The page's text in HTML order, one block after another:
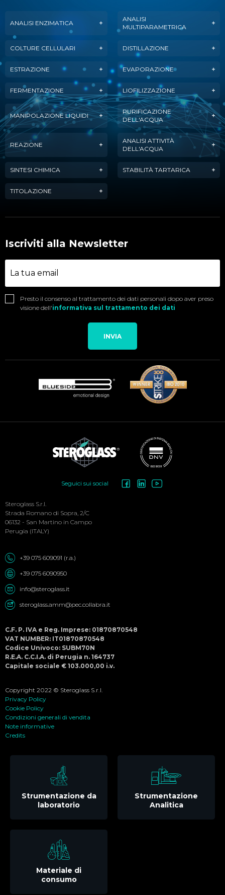
ANALISI ENZIMATICA
ANALISI
MULTIPARAMETRICA
COLTURE CELLULARI DISTILLAZIONE
ESTRAZIONE EVAPORAZIONE
FERMENTAZIONE LIOFILIZZAZIONE
MANIPOLAZIONE LIQUIDI
PURIFICAZIONE
DELL'ACQUA
REAZIONE
ANALISI ATTIVITÀ
DELL'ACQUA
SINTESI CHIMICA STABILITÀ TARTARICA
TITOLAZIONE
Iscriviti alla Newsletter
Presto il consenso al trattamento dei dati personali dopo aver preso
visione dell'informativa sul trattamento dei dati
INVIA
Menu
Seguici sui social
Steroglass S.r.l.
Strada Romano di Sopra, 2/C
06132 - San Martino in Campo
Perugia (ITALY)
+39 075 609091 (r.a.)
+39 075 6090950
info@steroglass.it
steroglass.amm@pec.collabra.it
C.F. P. IVA e Reg. Imprese: 01870870548
VAT NUMBER: IT01870870548
Codice Univoco: SUBM70N
R.E.A. C.C.I.A. di Perugia n. 164737
Capitale sociale € 103.000,00 i.v.
Copyright 2022 © Steroglass S.r.l.
Privacy Policy
Cookie Policy
Condizioni generali di vendita
Note informative
Credits
Strumentazione da
laboratorio
Strumentazione
Analitica
Materiale di
consumo